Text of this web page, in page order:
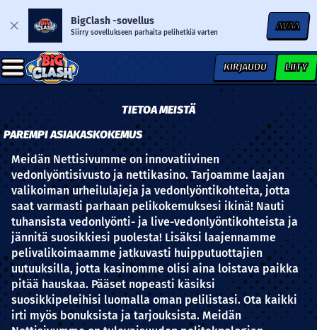
BigClash -sovellus
Siirry sovellukseen parhaita pelihetkiä varten
AVAA
KIRJAUDU LIITY
TIETOA MEISTÄ
PAREMPI ASIAKASKOKEMUS
Meidän Nettisivumme on innovatiivinen
vedonlyöntisivusto ja nettikasino. Tarjoamme laajan
valikoiman urheilulajeja ja vedonlyöntikohteita, jotta
saat varmasti parhaan pelikokemuksesi ikinä! Nauti
tuhansista vedonlyönti- ja live-vedonlyöntikohteista ja
jännitä suosikkiesi puolesta! Lisäksi laajennamme
pelivalikoimaamme jatkuvasti huipputuottajien
uutuuksilla, jotta kasinomme olisi aina loistava paikka
pitää hauskaa. Pääset nopeasti käsiksi
suosikkipeleihisi luomalla oman pelilistasi. Ota kaikki
irti myös bonuksista ja tarjouksista. Meidän